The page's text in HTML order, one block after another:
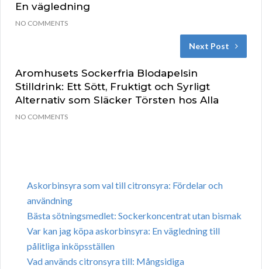
En vägledning
NO COMMENTS
Next Post
Aromhusets Sockerfria Blodapelsin
Stilldrink: Ett Sött, Fruktigt och Syrligt
Alternativ som Släcker Törsten hos Alla
NO COMMENTS
Askorbinsyra som val till citronsyra: Fördelar och
användning
Bästa sötningsmedlet: Sockerkoncentrat utan bismak
Var kan jag köpa askorbinsyra: En vägledning till
pålitliga inköpsställen
Vad används citronsyra till: Mångsidiga